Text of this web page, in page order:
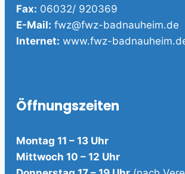
Fax: 06032/ 920369
E-Mail: fwz@fwz-badnauheim.de
Internet: www.fwz-
Öffnungszeiten
Montag 11 – 13 Uhr
Mittwoch 10 – 12 Uhr